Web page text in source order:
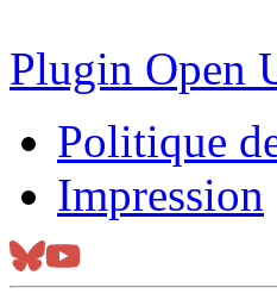
Plugin Open
Politique
Impression